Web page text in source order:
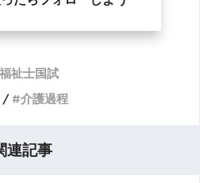
祉士国試
介護過程
連記事